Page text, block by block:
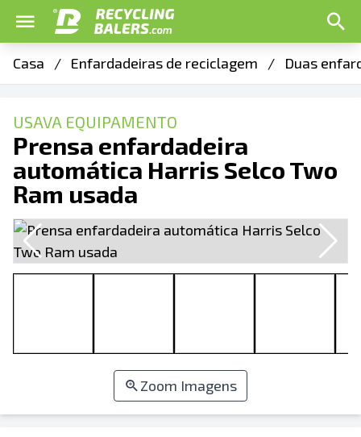
Casa / Enfardadeiras de reciclagem / Duas
USAVA EQUIPAMENTO
Prensa enfardadeira
automática Harris Selco Two
Ram usada
Zoom Imagens